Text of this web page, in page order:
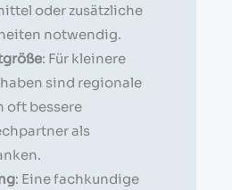
oder zusätzliche
notwendig.
: Für kleinere
sind regionale
oft bessere
als
: Eine fachkundige